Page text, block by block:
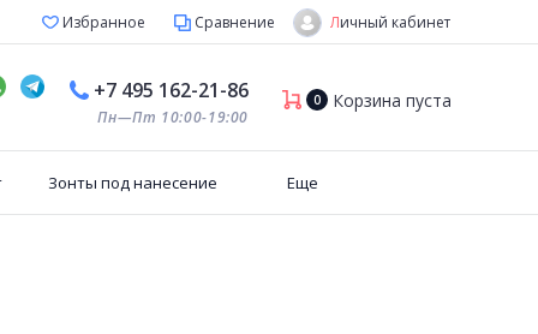
Избранное Сравнение Личный кабинет
+7 495 162-21-86
Пн—Пт 10:00-19:00
0 Корзина пуста
Зонты под нанесение Еще